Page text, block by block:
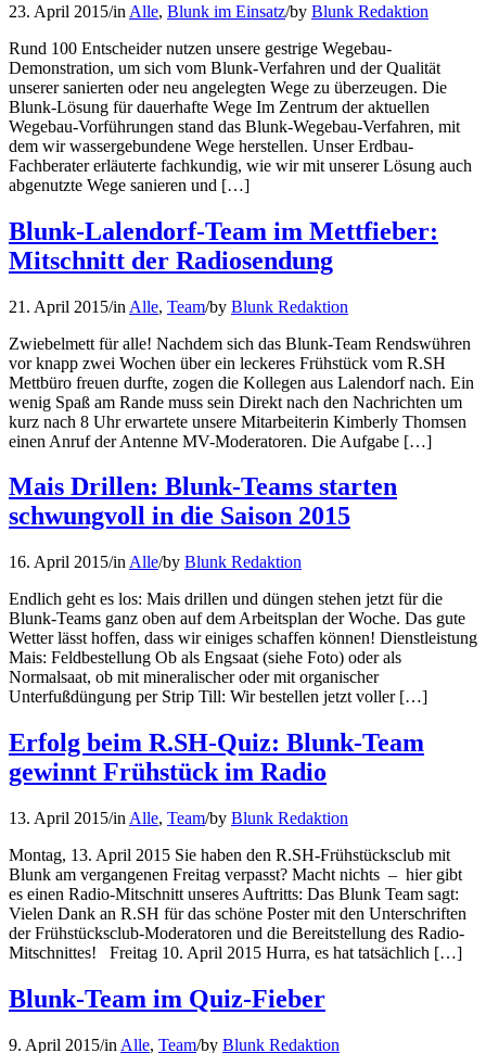
23. April 2015/in Alle, Blunk im Einsatz/by Blunk Redaktion
Rund 100 Entscheider nutzen unsere gestrige Wegebau-
Demonstration, um sich vom Blunk-Verfahren und der Qualität
unserer sanierten oder neu angelegten Wege zu überzeugen. Die
Blunk-Lösung für dauerhafte Wege Im Zentrum der aktuellen
Wegebau-Vorführungen stand das Blunk-Wegebau-Verfahren, mit
dem wir wassergebundene Wege herstellen. Unser Erdbau-
Fachberater erläuterte fachkundig, wie wir mit unserer Lösung auch
abgenutzte Wege sanieren und […]
Blunk-Lalendorf-Team im Mettfieber:
Mitschnitt der Radiosendung
21. April 2015/in Alle, Team/by Blunk Redaktion
Zwiebelmett für alle! Nachdem sich das Blunk-Team Rendswühren
vor knapp zwei Wochen über ein leckeres Frühstück vom R.SH
Mettbüro freuen durfte, zogen die Kollegen aus Lalendorf nach. Ein
wenig Spaß am Rande muss sein Direkt nach den Nachrichten um
kurz nach 8 Uhr erwartete unsere Mitarbeiterin Kimberly Thomsen
einen Anruf der Antenne MV-Moderatoren. Die Aufgabe […]
Mais Drillen: Blunk-Teams starten
schwungvoll in die Saison 2015
16. April 2015/in Alle/by Blunk Redaktion
Endlich geht es los: Mais drillen und düngen stehen jetzt für die
Blunk-Teams ganz oben auf dem Arbeitsplan der Woche. Das gute
Wetter lässt hoffen, dass wir einiges schaffen können! Dienstleistung
Mais: Feldbestellung Ob als Engsaat (siehe Foto) oder als
Normalsaat, ob mit mineralischer oder mit organischer
Unterfußdüngung per Strip Till: Wir bestellen jetzt voller […]
Erfolg beim R.SH-Quiz: Blunk-Team
gewinnt Frühstück im Radio
13. April 2015/in Alle, Team/by Blunk Redaktion
Montag, 13. April 2015 Sie haben den R.SH-Frühstücksclub mit
Blunk am vergangenen Freitag verpasst? Macht nichts – hier gibt
es einen Radio-Mitschnitt unseres Auftritts: Das Blunk Team sagt:
Vielen Dank an R.SH für das schöne Poster mit den Unterschriften
der Frühstücksclub-Moderatoren und die Bereitstellung des Radio-
Mitschnittes! Freitag 10. April 2015 Hurra, es hat tatsächlich […]
Blunk-Team im Quiz-Fieber
9. April 2015/in Alle, Team/by Blunk Redaktion